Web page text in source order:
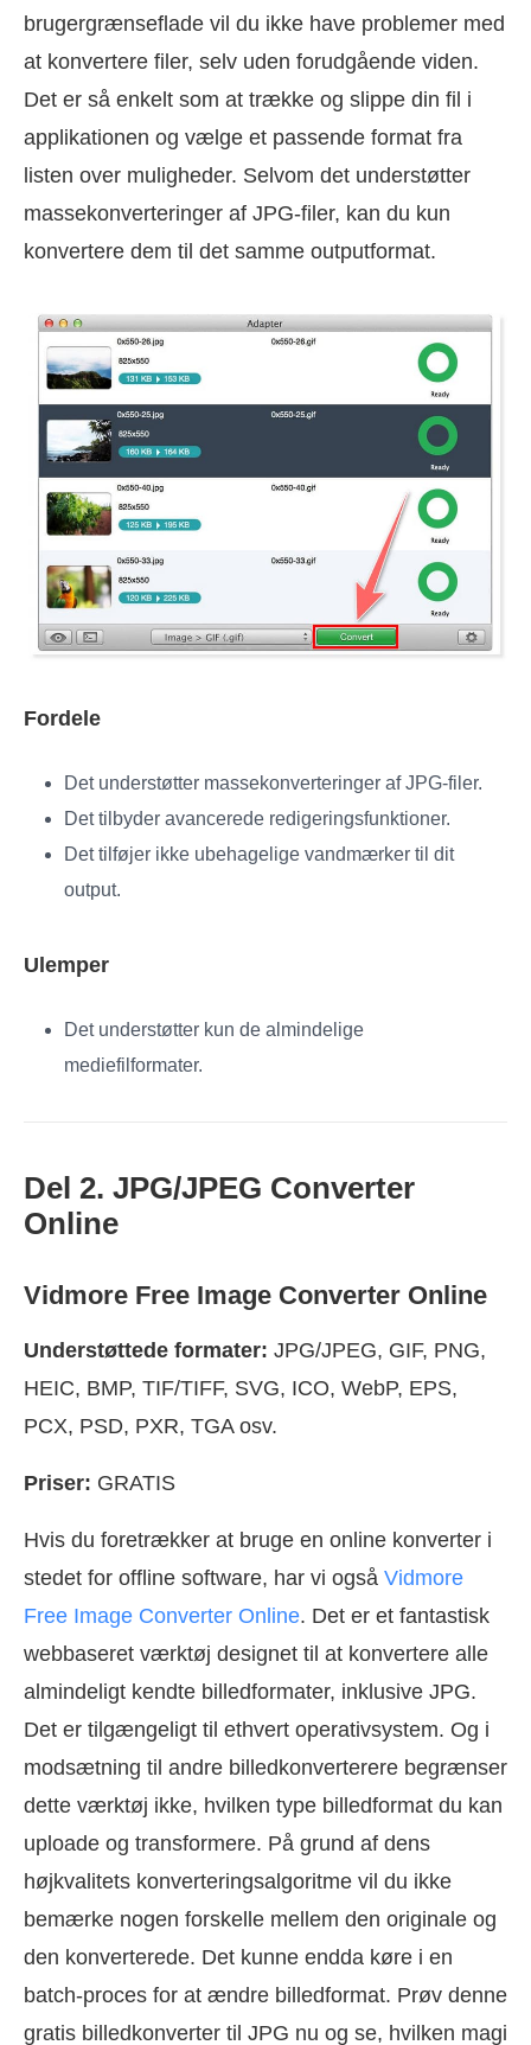
brugergrænseflade vil du ikke have problemer med
at konvertere filer, selv uden forudgående viden.
Det er så enkelt som at trække og slippe din fil i
applikationen og vælge et passende format fra
listen over muligheder. Selvom det understøtter
massekonverteringer af JPG-filer, kan du kun
konvertere dem til det samme outputformat.
Fordele
Det understøtter massekonverteringer af JPG-filer.
Det tilbyder avancerede redigeringsfunktioner.
Det tilføjer ikke ubehagelige vandmærker til dit
output.
Ulemper
Det understøtter kun de almindelige
mediefilformater.
Del 2. JPG/JPEG Converter
Online
Vidmore Free Image Converter Online
Understøttede formater: JPG/JPEG, GIF, PNG,
HEIC, BMP, TIF/TIFF, SVG, ICO, WebP, EPS,
PCX, PSD, PXR, TGA osv.
Priser: GRATIS
Hvis du foretrækker at bruge en online konverter i
stedet for offline software, har vi også Vidmore
Free Image Converter Online. Det er et fantastisk
webbaseret værktøj designet til at konvertere alle
almindeligt kendte billedformater, inklusive JPG.
Det er tilgængeligt til ethvert operativsystem. Og i
modsætning til andre billedkonverterere begrænser
dette værktøj ikke, hvilken type billedformat du kan
uploade og transformere. På grund af dens
højkvalitets konverteringsalgoritme vil du ikke
bemærke nogen forskelle mellem den originale og
den konverterede. Det kunne endda køre i en
batch-proces for at ændre billedformat. Prøv denne
gratis billedkonverter til JPG nu og se, hvilken magi